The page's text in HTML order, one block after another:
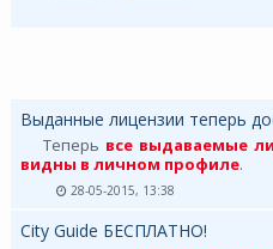
Выданные лицензии теперь
Теперь все выдаваемые
видны в личном профиле.
28-05-2015, 13:38
City Guide БЕСПЛАТНО!